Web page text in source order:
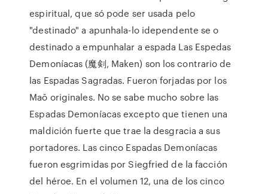
espiritual, que só pode ser usada pelo
"destinado" a apunhala-lo idependente se o
destinado a empunhalar a espada Las Espedas
Demoníacas (魔剣, Maken) son los contrario de
las Espadas Sagradas. Fueron forjadas por los
Maō originales. No se sabe mucho sobre las
Espadas Demoníacas excepto que tienen una
maldición fuerte que trae la desgracia a sus
portadores. Las cinco Espadas Demoníacas
fueron esgrimidas por Siegfried de la facción
del héroe. En el volumen 12, una de los cinco